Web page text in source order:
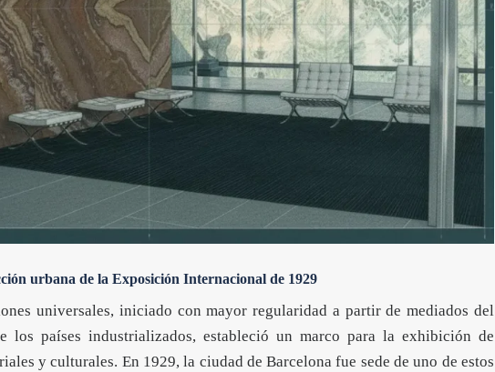
urbana de la Exposición Internacional de 1929
universales, iniciado con mayor regularidad a partir de mediados del
países industrializados, estableció un marco para la exhibición de
y culturales. En 1929, la ciudad de Barcelona fue sede de uno de estos